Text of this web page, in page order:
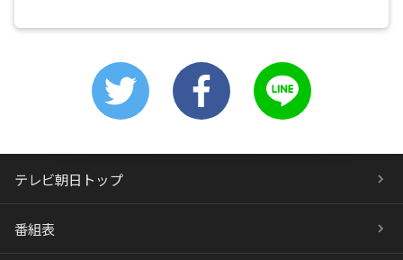
テレビ朝日トップ
番組表